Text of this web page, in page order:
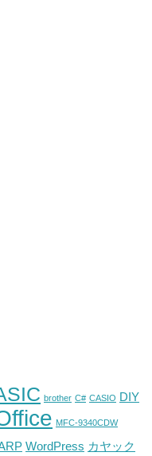
brother C# CASIO DIY
MFC-9340CDW
WordPress カヤック